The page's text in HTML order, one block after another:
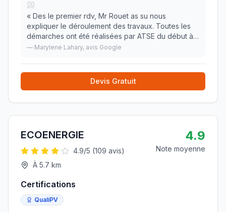
« Des le premier rdv, Mr Rouet as su nous
expliquer le déroulement des travaux. Toutes les
démarches ont été réalisées par ATSE du début à
la fin. La pose as été effectuée par 2 techniciens
»
— Marylene Lahary, avis Google
Devis Gratuit
ECOENERGIE
4.9/5 (109 avis)
À 5.7 km
4.9
Note moyenne
Certifications
QualiPV